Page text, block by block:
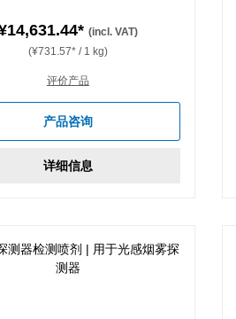
(incl. VAT)
(¥731.57* / 1 kg)
评价产品
产品咨询
详细信息